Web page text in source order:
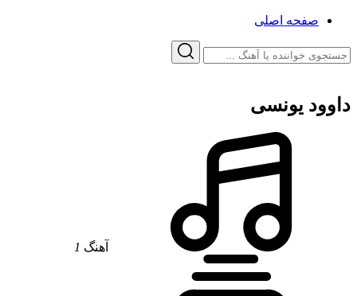
صفحه اصلی
داوود یونسی
آهنگ 1